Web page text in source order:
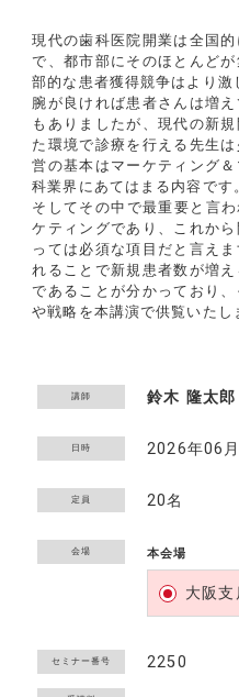
現代の歯科医院開業は全国
で、都市部にそのほとんど
部的な患者獲得競争はより激
腕が良ければ患者さんは増
もありましたが、現代の新
た環境で診療を行える先生
営の基本はマーケティング
科業界にあてはまる内容です
そしてその中で最重要と言
ケティングであり、これか
っては必須な項目だと言え
れることで新規患者数が増
であることが分かっており
や戦略を本講演で供覧いたし
講師 鈴木 隆太
日時 2026年06
定員 20名
会場 本会場
大阪支
セミナー番号 2250